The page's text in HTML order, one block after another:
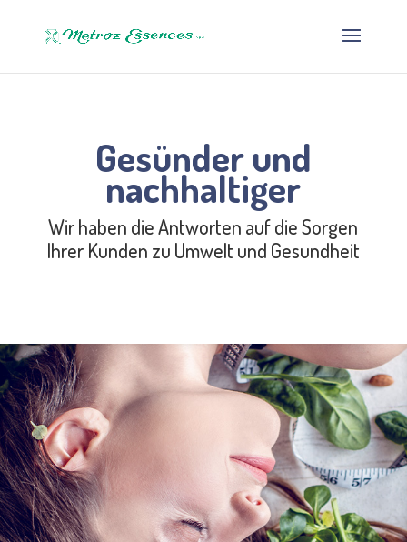
Gesünder und
nachhaltiger
Wir haben die Antworten auf die Sorgen
Ihrer Kunden zu Umwelt und Gesundheit